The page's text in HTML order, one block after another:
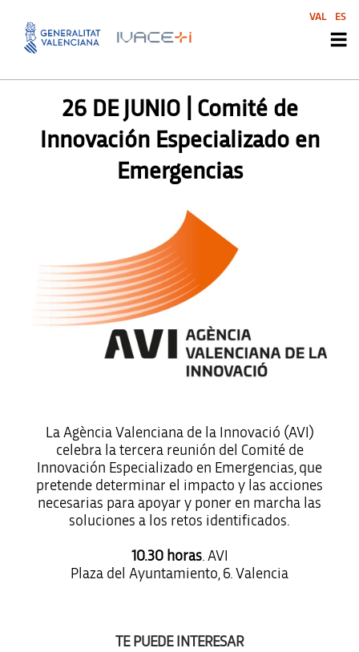
AGENDA AVI ,SIN CATEGORIZAR
26 DE JUNIO | Comité de
Innovación Especializado en
Emergencias
La Agència Valenciana de la Innovació (AVI)
celebra la tercera reunión del Comité de
Innovación Especializado en Emergencias, que
pretende determinar el impacto y las acciones
necesarias para apoyar y poner en marcha las
soluciones a los retos identificados.
10.30 horas. AVI
Plaza del Ayuntamiento, 6. Valencia
TE PUEDE INTERESAR
VAL ES